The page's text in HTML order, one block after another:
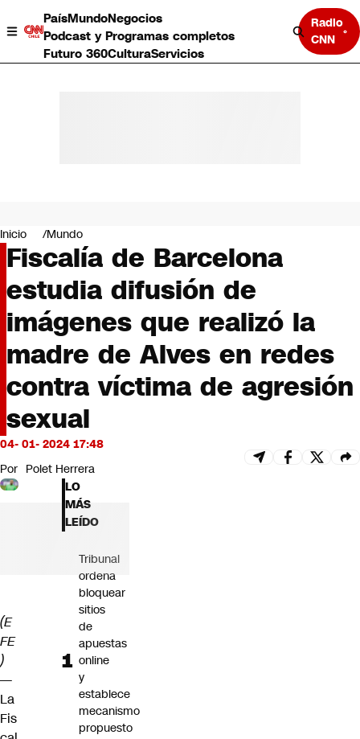
PaísMundoNegocios
Podcast y Programas completos
Futuro 360CulturaServicios
Radio
CNN
Negocios
Deportes
Programas completos
Cultura
Servicios
Bits
CNN Data
CNN tiempo
Futuro 360
Opinión
Inicio Mundo
Fiscalía de Barcelona
estudia difusión de
imágenes que realizó la
madre de Alves en redes
contra víctima de agresión
sexual
04- 01- 2024 17:48
Por Polet Herrera
(E
FE
)
—
La
Fis
LO
MÁS
LEÍDO
Tribunal
ordena
bloquear
sitios
de
apuestas
online
y
establece
mecanismo
propuesto